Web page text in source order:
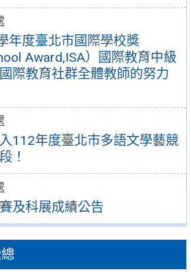
年度臺北市國際學校獎
Award,ISA）國際教育中級
際教育社群全體教師的努力
112年度臺北市多語文學藝競
！
及科展成績公告